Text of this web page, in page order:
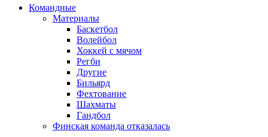
Командные
Материалы
Баскетбол
Волейбол
Хоккей с мячом
Регби
Другие
Бильярд
Фехтование
Шахматы
Гандбол
Финская команда отказалась